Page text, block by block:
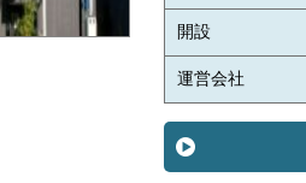
開設
運営会社